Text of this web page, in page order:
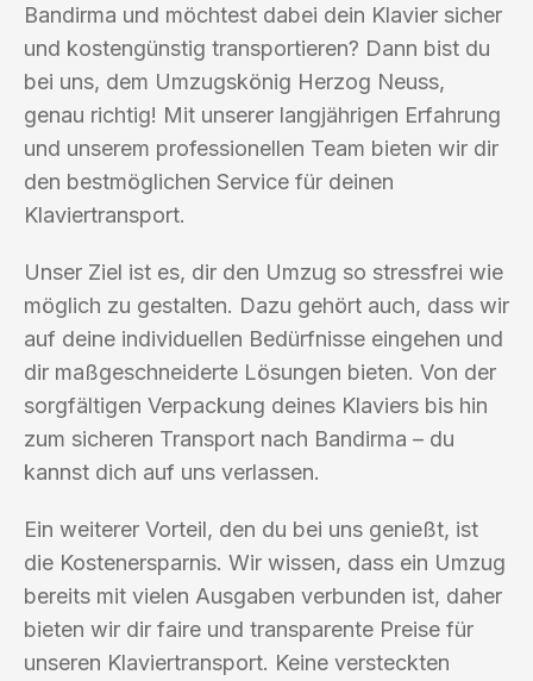
Bandirma und möchtest dabei dein Klavier sicher
und kostengünstig transportieren? Dann bist du
bei uns, dem Umzugskönig Herzog Neuss,
genau richtig! Mit unserer langjährigen Erfahrung
und unserem professionellen Team bieten wir dir
den bestmöglichen Service für deinen
Klaviertransport.
Unser Ziel ist es, dir den Umzug so stressfrei wie
möglich zu gestalten. Dazu gehört auch, dass wir
auf deine individuellen Bedürfnisse eingehen und
dir maßgeschneiderte Lösungen bieten. Von der
sorgfältigen Verpackung deines Klaviers bis hin
zum sicheren Transport nach Bandirma – du
kannst dich auf uns verlassen.
Ein weiterer Vorteil, den du bei uns genießt, ist
die Kostenersparnis. Wir wissen, dass ein Umzug
bereits mit vielen Ausgaben verbunden ist, daher
bieten wir dir faire und transparente Preise für
unseren Klaviertransport. Keine versteckten